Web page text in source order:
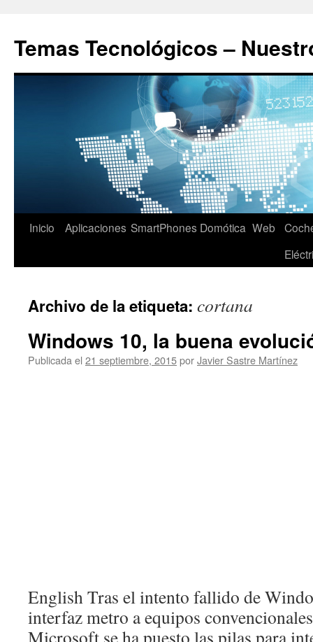
contenido
Temas Tecnológicos –
Inicio Aplicaciones SmartPhones Domótica Web
Archivo de la etiqueta: cortana
Windows 10, la buena
Publicada el 21 septiembre, 2015porJavier Sastre Martínez
English Tras el intento fallido de
interfaz metro a equipos
Microsoft se ha puesto las pilas para